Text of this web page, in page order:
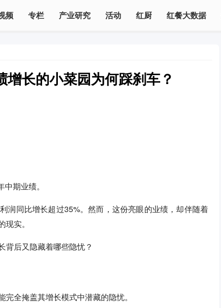
频 专栏 产业研究 活动 红厨 红餐大数据
长的小菜园为何踩刹车？
期业绩。
润同比增长超过35%。然而，这份亮眼的业绩，却伴随着
实。
背后又隐藏着哪些隐忧？
全掩盖其增长模式中潜藏的隐忧。